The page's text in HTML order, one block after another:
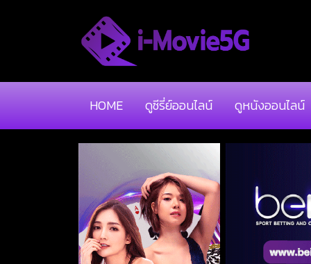
HOME ดูซีรี่ย์ออนไลน์ ดูหนังออนไลน์